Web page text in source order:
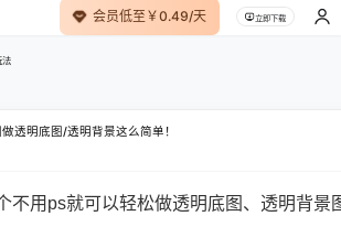
会员低至￥0.49/天 立即下载
法
透明底图/透明背景这么简单！
不用ps就可以轻松做透明底图、透明背景